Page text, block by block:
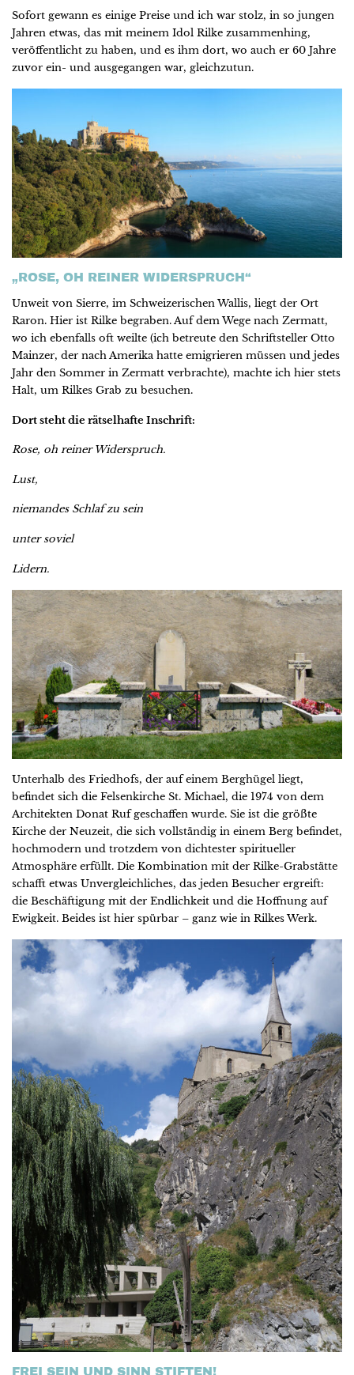
Sofort gewann es einige Preise und ich war stolz, in so jungen
Jahren etwas, das mit meinem Idol Rilke zusammenhing,
veröffentlicht zu haben, und es ihm dort, wo auch er 60 Jahre
zuvor ein- und ausgegangen war, gleichzutun.
„ROSE, OH REINER WIDERSPRUCH“
Unweit von Sierre, im Schweizerischen Wallis, liegt der Ort
Raron. Hier ist Rilke begraben. Auf dem Wege nach Zermatt,
wo ich ebenfalls oft weilte (ich betreute den Schriftsteller Otto
Mainzer, der nach Amerika hatte emigrieren müssen und jedes
Jahr den Sommer in Zermatt verbrachte), machte ich hier stets
Halt, um Rilkes Grab zu besuchen.
Dort steht die rätselhafte Inschrift:
Rose, oh reiner Widerspruch.
Lust,
niemandes Schlaf zu sein
unter soviel
Lidern.
Unterhalb des Friedhofs, der auf einem Berghügel liegt,
befindet sich die Felsenkirche St. Michael, die 1974 von dem
Architekten Donat Ruf geschaffen wurde. Sie ist die größte
Kirche der Neuzeit, die sich vollständig in einem Berg befindet,
hochmodern und trotzdem von dichtester spiritueller
Atmosphäre erfüllt. Die Kombination mit der Rilke-Grabstätte
schafft etwas Unvergleichliches, das jeden Besucher ergreift:
die Beschäftigung mit der Endlichkeit und die Hoffnung auf
Ewigkeit. Beides ist hier spürbar – ganz wie in Rilkes Werk.
FREI SEIN UND SINN STIFTEN!